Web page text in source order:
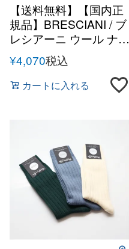
【送料無料】【国内正
規品】BRESCIANI / ブ
レシアーニ ウール ナイ
ロン ソックス
¥4,070税込
カートに入れる